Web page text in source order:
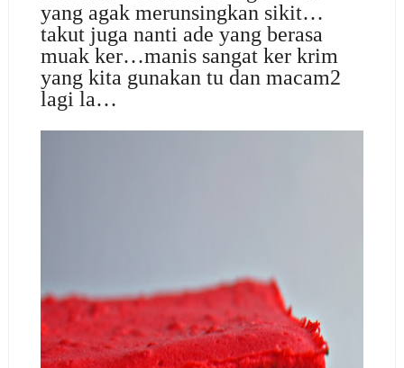
yang agak merunsingkan sikit…
takut juga nanti ade yang berasa
muak ker…manis sangat ker krim
yang kita gunakan tu dan macam2
lagi la…